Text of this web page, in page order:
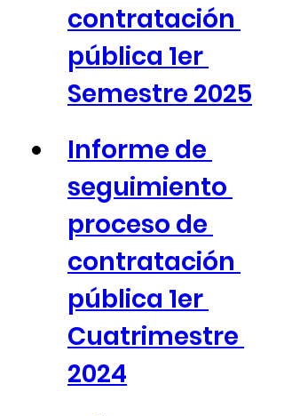
contratación
pública 1er
Semestre 2025
Informe de
seguimiento
proceso de
contratación
pública 1er
Cuatrimestre
2024